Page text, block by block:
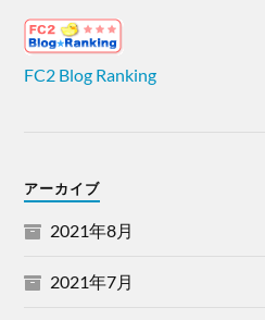
FC2 Blog Ranking
アーカイブ
2021年8月
2021年7月